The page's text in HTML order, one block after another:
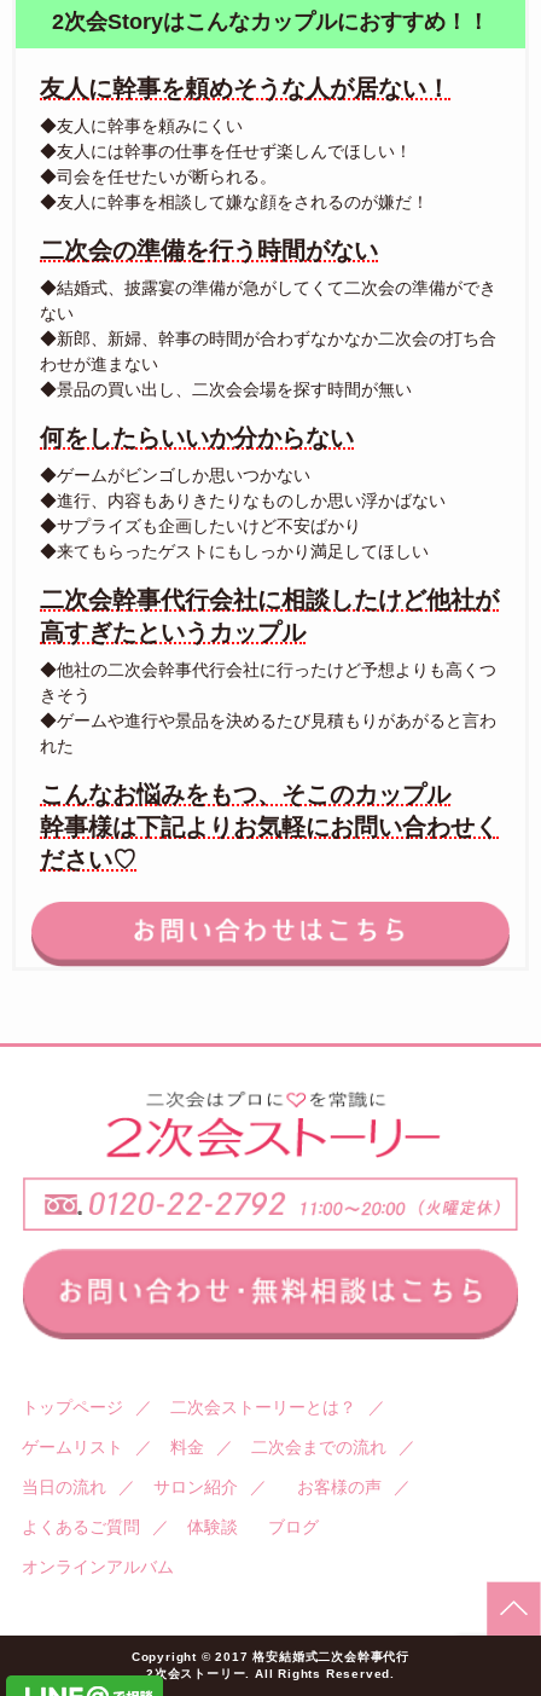
2次会Storyはこんなカップルにおすすめ！！
友人に幹事を頼めそうな人が居ない！
◆友人に幹事を頼みにくい
◆友人には幹事の仕事を任せず楽しんでほしい！
◆司会を任せたいが断られる。
◆友人に幹事を相談して嫌な顔をされるのが嫌だ！
二次会の準備を行う時間がない
◆結婚式、披露宴の準備が急がしてくて二次会の準備ができ
ない
◆新郎、新婦、幹事の時間が合わずなかなか二次会の打ち合
わせが進まない
◆景品の買い出し、二次会会場を探す時間が無い
何をしたらいいか分からない
◆ゲームがビンゴしか思いつかない
◆進行、内容もありきたりなものしか思い浮かばない
◆サプライズも企画したいけど不安ばかり
◆来てもらったゲストにもしっかり満足してほしい
二次会幹事代行会社に相談したけど他社が
高すぎたというカップル
◆他社の二次会幹事代行会社に行ったけど予想よりも高くつ
きそう
◆ゲームや進行や景品を決めるたび見積もりがあがると言わ
れた
こんなお悩みをもつ、そこのカップル
幹事様は下記よりお気軽にお問い合わせく
ださい♡
トップページ ／ 二次会ストーリーとは？ ／
ゲームリスト ／ 料金 ／ 二次会までの流れ ／
当日の流れ ／ サロン紹介 ／ お客様の声 ／
よくあるご質問 ／ 体験談 ブログ
オンラインアルバム
Copyright © 2017 格安結婚式二次会幹事代行
2次会ストーリー. All Rights Reserved.